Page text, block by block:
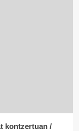
kontzertuan /